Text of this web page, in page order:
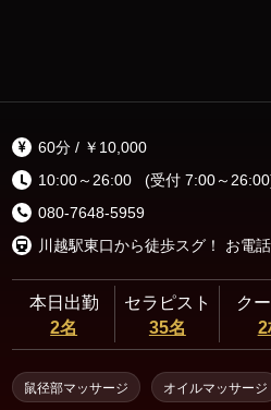
60分 / ￥10,000
10:00～26:00
(受付 7:00～
080-7648-5959
本日出勤
2名
セラピスト
35名
ク
2
鼠径部マッサージ オイルマッサージ